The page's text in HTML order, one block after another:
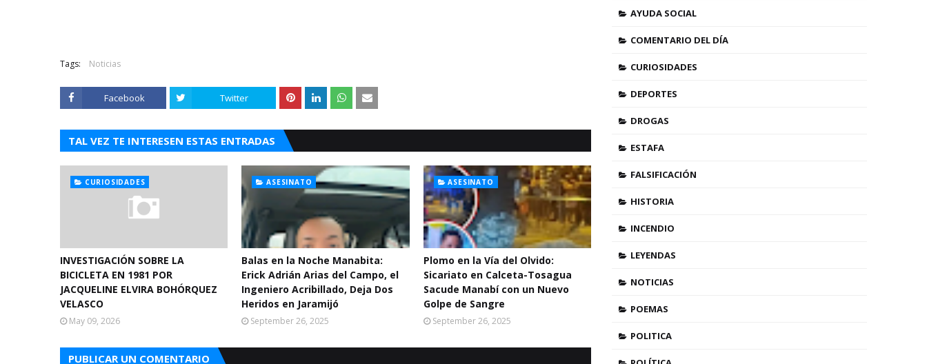
Tags: Noticias
Facebook Twitter
TAL VEZ TE INTERESEN ESTAS ENTRADAS
CURIOSIDADES
INVESTIGACIÓN SOBRE LA
BICICLETA EN 1981 POR
JACQUELINE ELVIRA BOHÓRQUEZ
VELASCO
May 09, 2026
ASESINATO
Balas en la Noche Manabita:
Erick Adrián Arias del Campo, el
Ingeniero Acribillado, Deja Dos
Heridos en Jaramijó
September 26, 2025
ASESINATO
Plomo en la Vía del Olvido:
Sicariato en Calceta-Tosagua
Sacude Manabí con un Nuevo
Golpe de Sangre
September 26, 2025
PUBLICAR UN COMENTARIO
AYUDA SOCIAL
COMENTARIO DEL DÍA
CURIOSIDADES
DEPORTES
DROGAS
ESTAFA
FALSIFICACIÓN
HISTORIA
INCENDIO
LEYENDAS
NOTICIAS
POEMAS
POLITICA